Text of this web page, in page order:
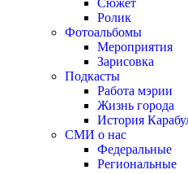
Ролик
Фотоальбомы
Мероприятия
Зарисовка
Подкасты
Работа мэрии
Жизнь города
История
СМИ о нас
Федеральные
Региональные